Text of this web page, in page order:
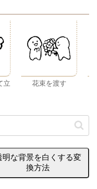
立
花束を渡す
明な背景を白くする変
換方法